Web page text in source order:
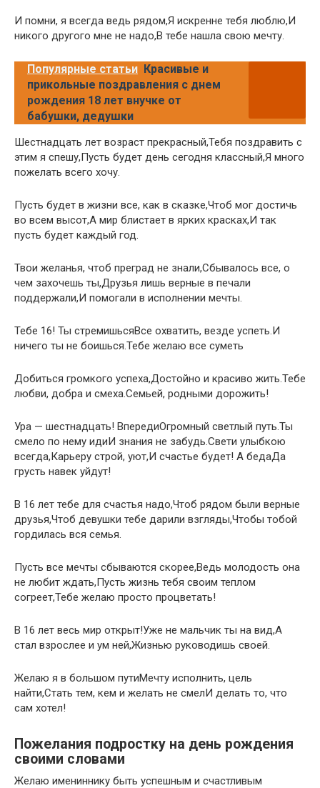
И помни, я всегда ведь рядом,Я искренне тебя люблю,И
никого другого мне не надо,В тебе нашла свою мечту.
Популярные статьи Красивые и
прикольные поздравления с днем
рождения 18 лет внучке от
бабушки, дедушки
Шестнадцать лет возраст прекрасный,Тебя поздравить с
этим я спешу,Пусть будет день сегодня классный,Я много
пожелать всего хочу.
Пусть будет в жизни все, как в сказке,Чтоб мог достичь
во всем высот,А мир блистает в ярких красках,И так
пусть будет каждый год.
Твои желанья, чтоб преград не знали,Сбывалось все, о
чем захочешь ты,Друзья лишь верные в печали
поддержали,И помогали в исполнении мечты.
Тебе 16! Ты стремишьсяВсе охватить, везде успеть.И
ничего ты не боишься.Тебе желаю все суметь
Добиться громкого успеха,Достойно и красиво жить.Тебе
любви, добра и смеха.Семьей, родными дорожить!
Ура — шестнадцать! ВпередиОгромный светлый путь.Ты
смело по нему идиИ знания не забудь.Свети улыбкою
всегда,Карьеру строй, уют,И счастье будет! А бедаДа
грусть навек уйдут!
В 16 лет тебе для счастья надо,Чтоб рядом были верные
друзья,Чтоб девушки тебе дарили взгляды,Чтобы тобой
гордилась вся семья.
Пусть все мечты сбываются скорее,Ведь молодость она
не любит ждать,Пусть жизнь тебя своим теплом
согреет,Тебе желаю просто процветать!
В 16 лет весь мир открыт!Уже не мальчик ты на вид,А
стал взрослее и ум ней,Жизнью руководишь своей.
Желаю я в большом путиМечту исполнить, цель
найти,Стать тем, кем и желать не смелИ делать то, что
сам хотел!
Пожелания подростку на день рождения
своими словами
Желаю имениннику быть успешным и счастливым